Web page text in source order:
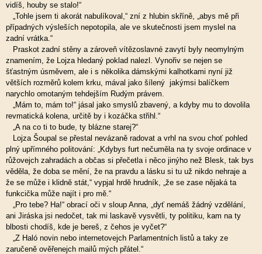
vidíš, houby se stalo!“
„Tohle jsem ti akorát nabulíkoval,“ zní z hlubin skříně, „abys mě při
případných výsleších nepotopila, ale ve skutečnosti jsem myslel na
zadní vrátka.“
Praskot zadní stěny a zároveň vítězoslavné zavytí byly neomylným
znamením, že Lojza hledaný poklad nalezl. Vynořiv se nejen se
šťastným úsměvem, ale i s několika dámskými kalhotkami nyní již
větších rozměrů kolem krku, mával jako šílený jakýmsi balíčkem
narychlo omotaným tehdejším Rudým právem.
„Mám to, mám to!“ jásal jako smyslů zbavený, a kdyby mu to dovolila
revmatická kolena, určitě by i kozáčka střihl.“
„A na co ti to bude, ty blázne starej?“
Lojza Šoupal se přestal nevázaně radovat a vrhl na svou choť pohled
plný upřímného politování: „Kdybys furt nečuměla na ty svoje ordinace v
růžovejch zahradách a občas si přečetla i něco jinýho než Blesk, tak bys
věděla, že doba se mění, že na pravdu a lásku si tu už nikdo nehraje a
že se může i klidně stát,“ vypjal hrdě hrudník, „že se zase nějaká ta
funkcička může najít i pro mě.“
„Pro tebe? Ha!“ obrací oči v sloup Anna, „dyť nemáš žádný vzdělání,
ani Jiráska jsi nedočet, tak mi laskavě vysvětli, ty politiku, kam na ty
blbosti chodíš, kde je bereš, z čehos je vyčet?“
„Z Haló novin nebo internetovejch Parlamentních listů a taky ze
zaručeně ověřenejch mailů mých přátel.“